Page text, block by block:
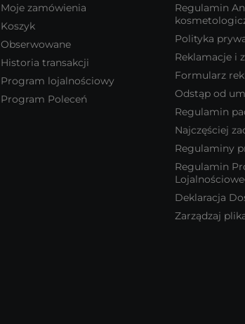
Moje zamówienia
Koszyk
Obserwowane
Historia transakcji
Program lojalnościowy
Program Poleceń
Regulamin
Polityka
Reklamacje i
Formularz
Odstąp od
Regulamin
Najczęściej
Regulaminy
Regulamin
Deklaracja
Zarządzaj